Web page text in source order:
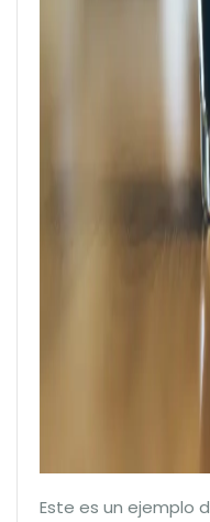
Este es un ejemplo